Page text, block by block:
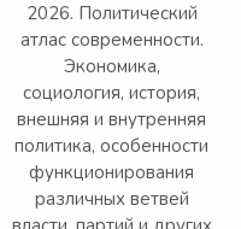
2026. Политический
атлас современности.
Экономика,
социология, история,
внешняя и внутренняя
политика, особенности
функционирования
различных ветвей